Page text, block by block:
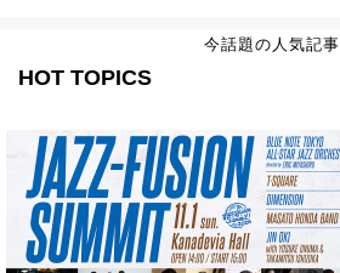
今話題の人気記事
HOT TOPICS